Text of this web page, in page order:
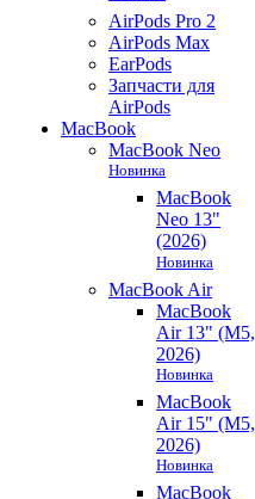
AirPods Pro 2
AirPods Max
EarPods
Запчасти для
AirPods
MacBook
MacBook Neo
Новинка
MacBook
Neo 13"
(2026)
Новинка
MacBook Air
MacBook
Air 13" (M5,
2026)
Новинка
MacBook
Air 15" (M5,
2026)
Новинка
MacBook